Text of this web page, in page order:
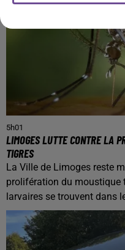
5h01
LIMOGES LUTTE CONTRE LA
TIGRES
La Ville de Limoges reste
prolifération du moustique
larvaires se trouvent dans